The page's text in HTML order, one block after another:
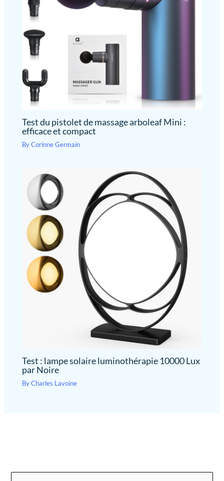
Test du pistolet de massage arboleaf Mini :
efficace et compact
ByCorinne Germain
Test : lampe solaire luminothérapie 10000 Lux
par Noire
ByCharles Lavoine